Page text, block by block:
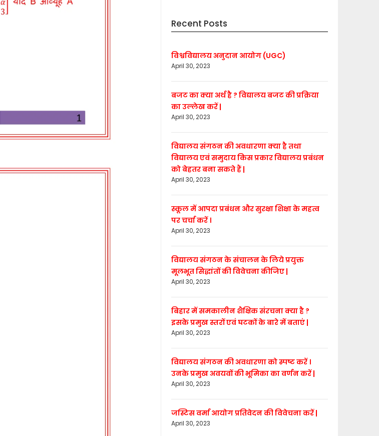
Recent Posts
विश्वविद्यालय अनुदान आयोग (UGC)
April 30, 2023
बजट का क्या अर्थ है ? विद्यालय बजट की प्रक्रिया
का उल्लेख करें |
April 30, 2023
विद्यालय संगठन की अवधारणा क्या है तथा
विद्यालय एवं समुदाय किस प्रकार विद्यालय प्रबंधन
को बेहतर बना सकते हैं |
April 30, 2023
स्कूल में आपदा प्रबंधन और सुरक्षा शिक्षा के महत्व
पर चर्चा करें ।
April 30, 2023
विद्यालय संगठन के संचालन के लिये प्रयुक्त
मूलभूत सिद्धांतों की विवेचना कीजिए |
April 30, 2023
बिहार में समकालीन शैक्षिक संरचना क्या है ?
इसके प्रमुख स्तरों एवं घटकों के बारे में बताएं |
April 30, 2023
विद्यालय संगठन की अवधारणा को स्पष्ट करें ।
उनके प्रमुख अवयवों की भूमिका का वर्णन करें |
April 30, 2023
जस्टिस वर्मा आयोग प्रतिवेदन की विवेचना करें |
April 30, 2023